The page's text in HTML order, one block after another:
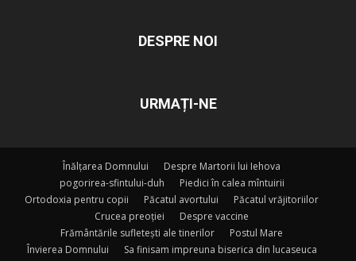
DESPRE NOI
URMAȚI-NE
Înălțarea Domnului
Despre Martorii lui Iehova
pogorirea-sfintului-duh
Piedici în calea mîntuirii
Ortodoxia pentru copii
Păcatul avortului
Păcatul vrăjitoriilor
Crucea preoției
Despre vaccine
Frământările sufletești ale tinerilor
Postul Mare
Învierea Domnului
Sa finisam impreuna biserica din lucaseuca